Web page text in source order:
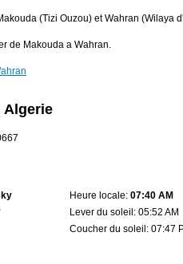
(Tizi Ouzou) et Wahran (Wilaya
de Makouda a Wahran.
Algerie
Heure locale: 07:40 AM
Lever du soleil: 05:52 AM
Coucher du soleil: 07:47